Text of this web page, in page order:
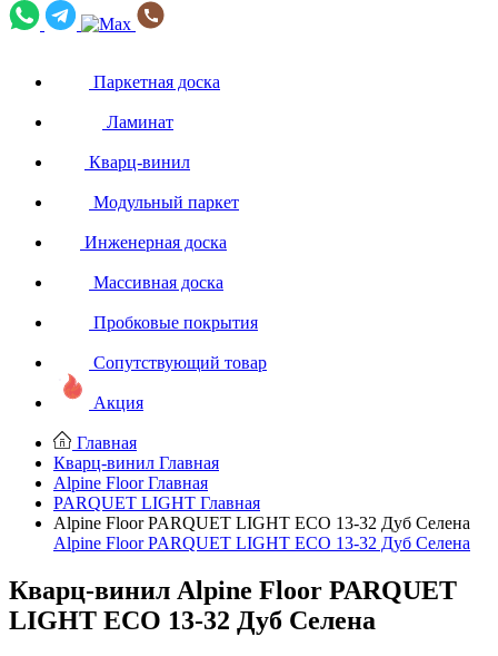
Паркетная доска
Ламинат
Кварц-винил
Модульный паркет
Инженерная доска
Массивная доска
Пробковые покрытия
Сопутствующий товар
Акция
Главная
Кварц-винил Главная
Alpine FloorГлавная
PARQUET LIGHT Главная
Alpine Floor PARQUET LIGHT ЕСО 13-32 Дуб Селена
Alpine Floor PARQUET LIGHT ЕСО 13-32 Дуб Селена
Кварц-винил Alpine Floor PARQUET
LIGHT ЕСО 13-32 Дуб Селена